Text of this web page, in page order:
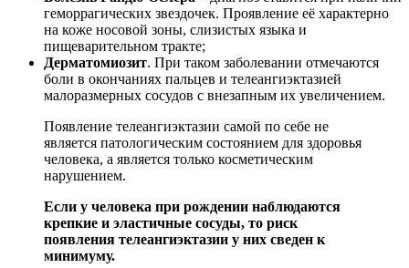
геморрагических звездочек. Проявление её характерно
на коже носовой зоны, слизистых языка и
пищеварительном тракте;
Дерматомиозит. При таком заболевании отмечаются
боли в окончаниях пальцев и телеангиэктазией
малоразмерных сосудов с внезапным их увеличением.
Появление телеангиэктазии самой по себе не
является патологическим состоянием для здоровья
человека, а является только косметическим
нарушением.
Если у человека при рождении наблюдаются
крепкие и эластичные сосуды, то риск
появления телеангиэктазии у них сведен к
минимуму.